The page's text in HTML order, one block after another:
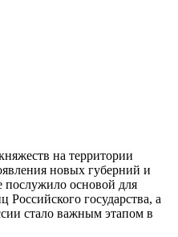
на территории
новых губерний и
основой для
Российского государства, а
стало важным этапом в